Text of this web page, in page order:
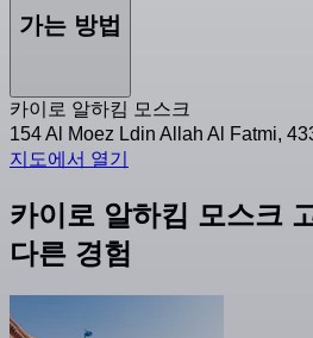
가는 방법
카이로 알하킴 모스크
154 Al Moez Ldin Allah Al Fatmi,
지도에서 열기
카이로 알하킴 모스크
다른 경험